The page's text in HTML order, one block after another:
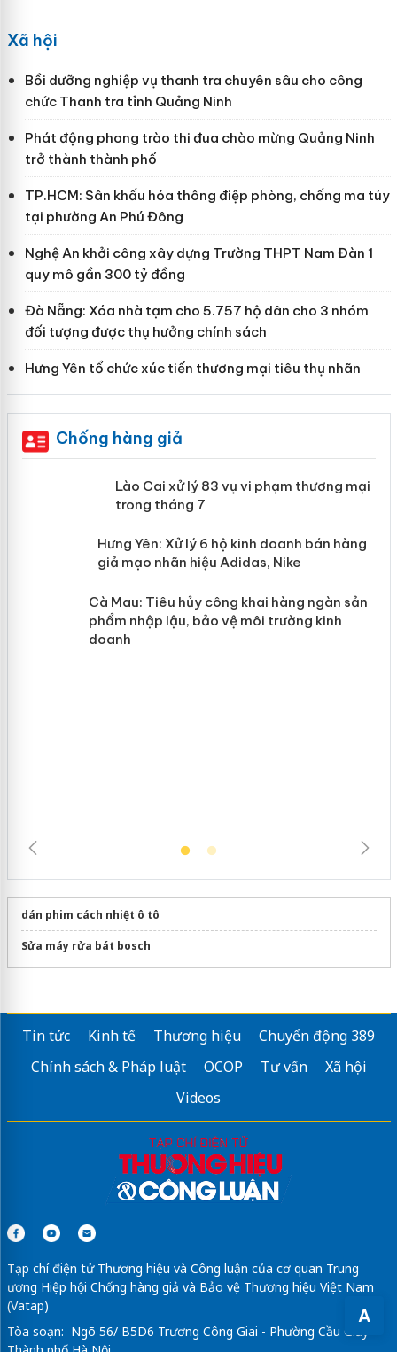
A
Xã hội
Bồi dưỡng nghiệp vụ thanh tra chuyên sâu cho công
chức Thanh tra tỉnh Quảng Ninh
Phát động phong trào thi đua chào mừng Quảng Ninh
trở thành thành phố
TP.HCM: Sân khấu hóa thông điệp phòng, chống ma túy
tại phường An Phú Đông
Nghệ An khởi công xây dựng Trường THPT Nam Đàn 1
quy mô gần 300 tỷ đồng
Đà Nẵng: Xóa nhà tạm cho 5.757 hộ dân cho 3 nhóm
đối tượng được thụ hưởng chính sách
Hưng Yên tổ chức xúc tiến thương mại tiêu thụ nhãn
Chống hàng giả
Lào Cai xử lý 83 vụ vi phạm thương
mại trong tháng 7
Hưng Yên: Xử lý 6 hộ kinh doanh bán
hàng giả mạo nhãn hiệu Adidas, Nike
dán phim cách nhiệt ô tô
Sửa máy rửa bát bosch
Tin tức Kinh tế Thương hiệu
Chuyển động 389
Chính sách & Pháp luật
OCOP Tư vấn
Xã hội
Videos
Tạp chí điện tử Thương hiệu và Công luận của cơ quan Trung
ương Hiệp hội Chống hàng giả và Bảo vệ Thương hiệu Việt Nam
(Vatap)
Tòa soạn: Ngõ 56/ B5D6 Trương Công Giai - Phường Cầu Giấy -